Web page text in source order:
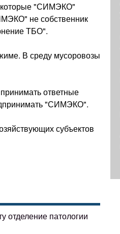
которые "СИМЭКО"
не собственник
ТБО".
В среду мусоровозы
ответные
"СИМЭКО".
субъектов
отделение патологии